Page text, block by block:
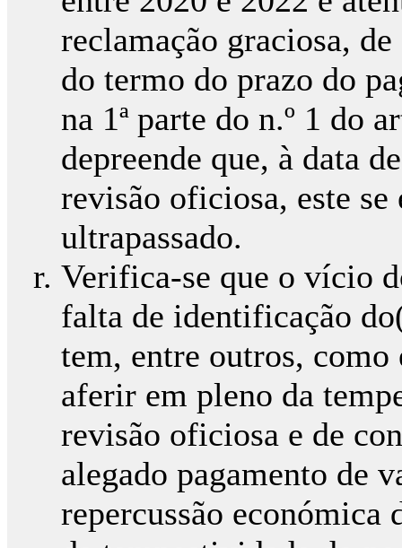
reclamação graciosa,
do termo do prazo do
na 1ª parte do n.º 1 do
depreende que, à data
revisão oficiosa, este
ultrapassado.
Verifica-se que o vício
falta de identificação
tem, entre outros,
aferir em pleno da
revisão oficiosa e de
alegado pagamento de
repercussão económica